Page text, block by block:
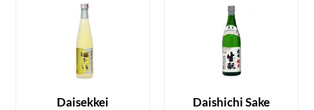
Daisekkei
Daishichi Sake